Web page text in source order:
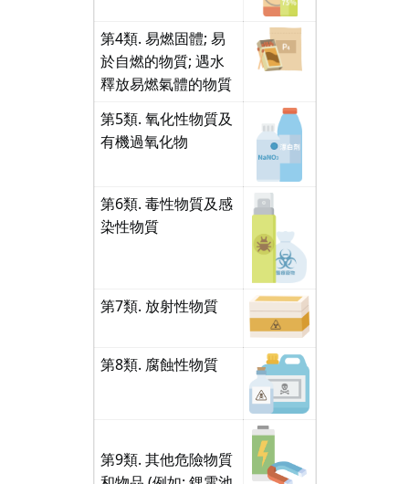
第4類. 易燃固體; 易
於自燃的物質; 遇水
釋放易燃氣體的物質
第5類. 氧化性物質及
有機過氧化物
第6類. 毒性物質及感
染性物質
第7類. 放射性物質
第8類. 腐蝕性物質
第9類. 其他危險物質